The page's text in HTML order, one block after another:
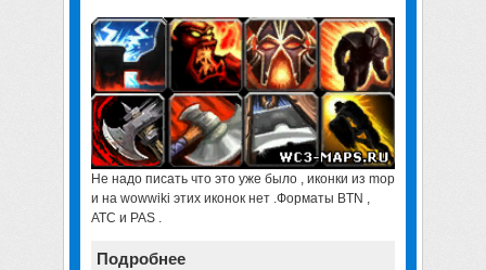
Не надо писать что это уже было , иконки из mop
и на wowwiki этих иконок нет .Форматы BTN ,
ATC и PAS .
Подробнее